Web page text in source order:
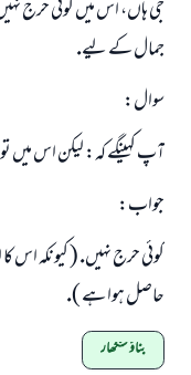
جى ہاں، اس ميں كوئى حرج
جمال كے ليے.
سوال:
آپ كہينگے كہ: ليكن اس ميں
جواب:
كوئى حرج نہيں. ( كيونكہ اس
حاصل ہوا ہے ).
بناؤ سنگھار
جواب نمبر 110845 نے نکاح ٹوٹنے سے بچایا۔
رسول